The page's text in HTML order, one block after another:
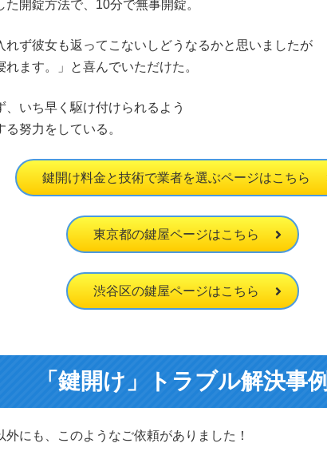
た開錠方法で、10分で無事開錠。
れず彼女も返ってこないしどうなるかと思いましたが
ます。」と喜んでいただけた。
、いち早く駆け付けられるよう
努力をしている。
鍵開け料金と技術で業者を選ぶページはこちら
東京都の鍵屋ページはこちら
渋谷区の鍵屋ページはこちら
「鍵開け」トラブル解決事例
外にも、このようなご依頼がありました！